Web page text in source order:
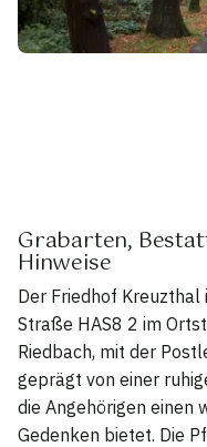
Grabarten,
Hinweise
Der Friedhof Kreuzthal
Straße HAS8 2 im
Riedbach, mit der
geprägt von einer
die Angehörigen einen
Gedenken bietet. Die